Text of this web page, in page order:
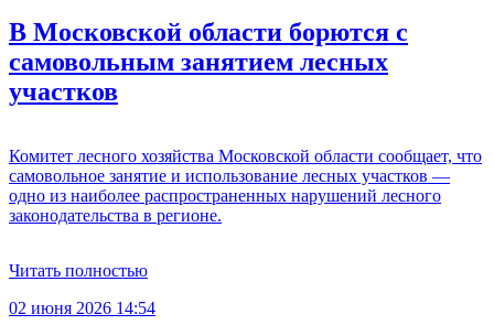
В Московской области борются с
самовольным занятием лесных
участков
Комитет лесного хозяйства Московской области сообщает, что
самовольное занятие и использование лесных участков —
одно из наиболее распространенных нарушений лесного
законодательства в регионе.
Читать полностью
02 июня 2026 14:54